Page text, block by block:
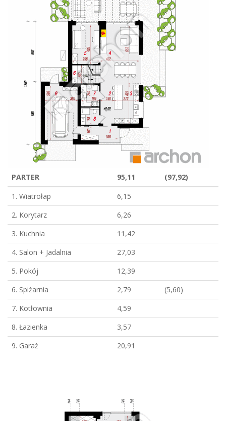
PARTER 95,11
(97,92)
1. Wiatrołap
6,15
2. Korytarz
6,26
3. Kuchnia
11,42
4. Salon + Jadalnia
27,03
5. Pokój
12,39
6. Spiżarnia
2,79
(5,60)
7. Kotłownia
4,59
8. Łazienka
3,57
9. Garaż
20,91